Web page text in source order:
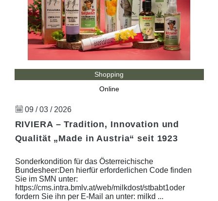
Shopping
Online
09 / 03 / 2026
RIVIERA – Tradition, Innovation und
Qualität „Made in Austria“ seit 1923
Sonderkondition für das Österreichische
Bundesheer:Den hierfür erforderlichen Code finden
Sie im SMN unter:
https://cms.intra.bmlv.at/web/milkdost/stbabt1oder
fordern Sie ihn per E-Mail an unter: milkd ...